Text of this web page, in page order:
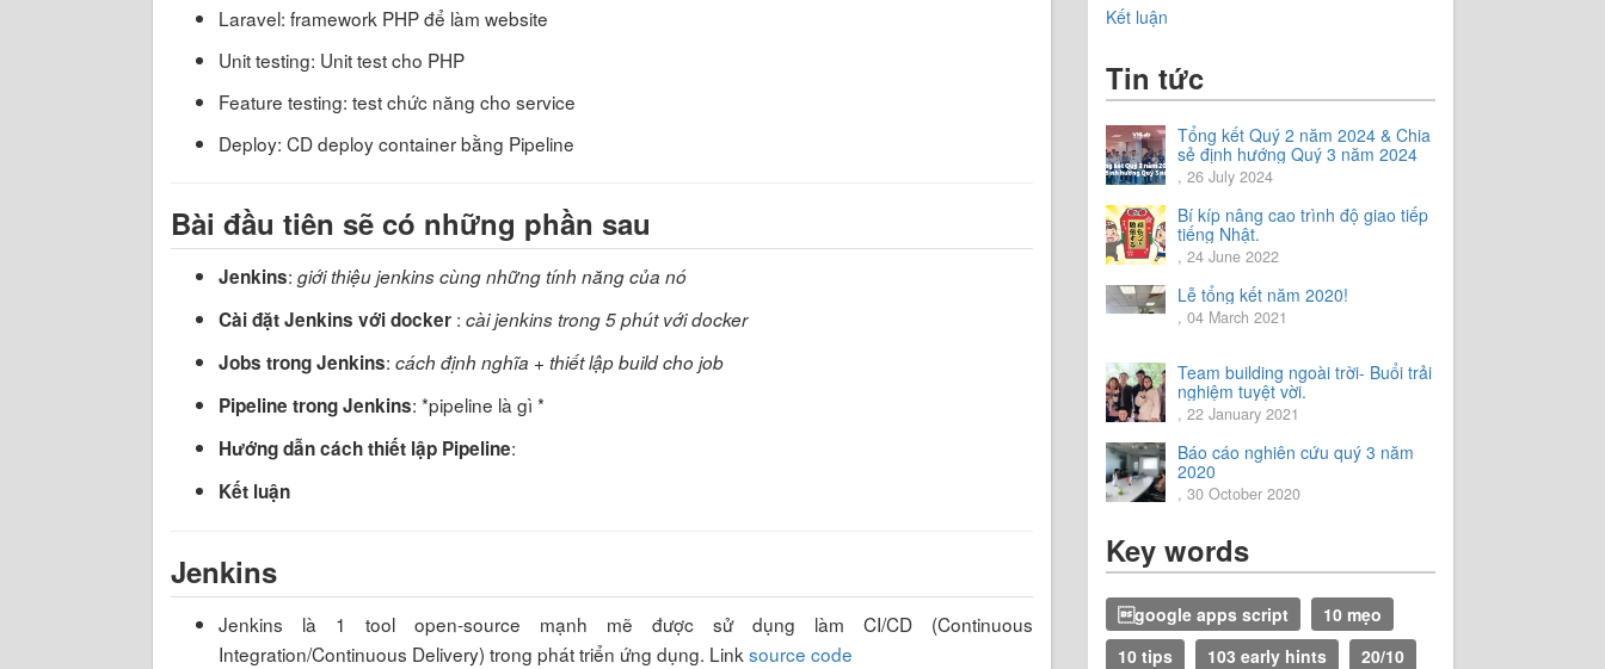
Laravel: framework PHP để làm website
Unit testing: Unit test cho PHP
Feature testing: test chức năng cho service
Deploy: CD deploy container bằng Pipeline
Bài đầu tiên sẽ có những phần sau
Jenkins: giới thiệu jenkins cùng những tính năng của nó
Cài đặt Jenkins với docker : cài jenkins trong 5 phút với docker
Jobs trong Jenkins: cách định nghĩa + thiết lập build cho job
Pipeline trong Jenkins: *pipeline là gì *
Hướng dẫn cách thiết lập Pipeline:
Kết luận
Jenkins
Jenkins là 1 tool open-source mạnh mẽ được sử dụng làm CI/CD (Continuous
Integration/Continuous Delivery) trong phát triển ứng dụng. Link source code
Kết luận
Tin tức
Tổng kết Quý 2 năm 2024 & Chia
sẻ định hướng Quý 3 năm 2024
, 26 July 2024
Bí kíp nâng cao trình độ giao tiếp
tiếng Nhật.
, 24 June 2022
Lễ tổng kết năm 2020!
, 04 March 2021
Team building ngoài trời- Buổi trải
nghiệm tuyệt vời.
, 22 January 2021
Báo cáo nghiên cứu quý 3 năm
2020
, 30 October 2020
Key words
google apps script
10 mẹo
10 tips
103 early hints
20/10